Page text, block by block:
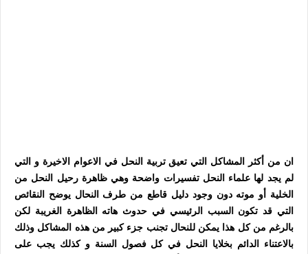
ان من أكثر المشاكل التي تعيق تربية النحل في الاعوام الاخيرة و التي
لم يجد لها علماء النحل تفسيرات واضحة وهي ظاهرة رحيل النحل من
الخلية أو موته دون وجود دليل قاطع من طرف النحال يوضح النقائص
التي قد تكون السبب الرئيسي في حدوث هاته الظاهرة الغريبة لكن
بالرغم من كل هذا يمكن للنحال تجنب جزء كبير من هذه المشاكل وذلك
بالاعتناء الدائم بخلايا النحل في كل فصول السنة و كذلك يجب على